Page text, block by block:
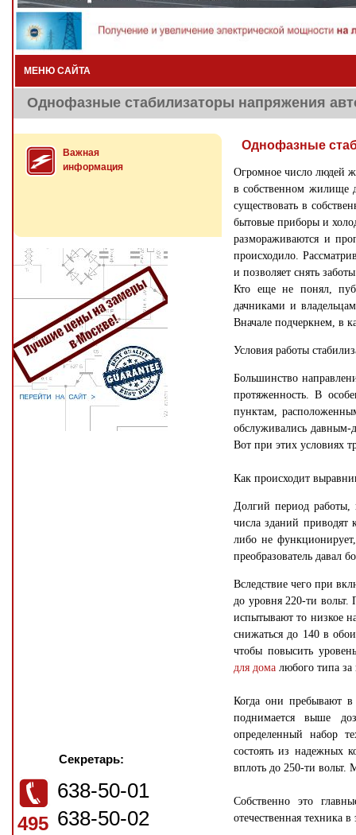
МЕНЮ САЙТА
Однофазные стабилизаторы напряжения
Важная
информация
Секретарь:
495
638-50-01
638-50-02
Однофазные
Огромное число людей
в собственном жилище
существовать в
бытовые приборы и
размораживаются и
происходило.
и позволяет снять
Кто еще не понял,
дачниками и
Вначале подчеркнем, в
Условия работы
Большинство
протяженность. В
пунктам,
обслуживались давным-
Вот при этих условиях
Как происходит
Долгий период работы,
числа зданий приводят
либо не
преобразователь давал
Вследствие чего при
до уровня 220-ти
испытывают то низкое
снижаться до 140 в
чтобы повысить
для дома любого типа за
Когда они пребывают
поднимается выше
определенный набор
состоять из надежных
вплоть до 250-ти вольт.
Собственно это
отечественная техника